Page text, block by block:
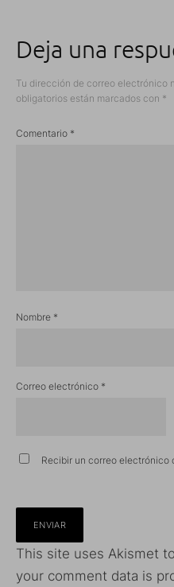
Deja una
Tu dirección de correo electrónico
obligatorios están marcados con *
Comentario *
Nombre *
Correo electrónico *
Recibir un correo electrónico
This site uses Akismet
your comment data is